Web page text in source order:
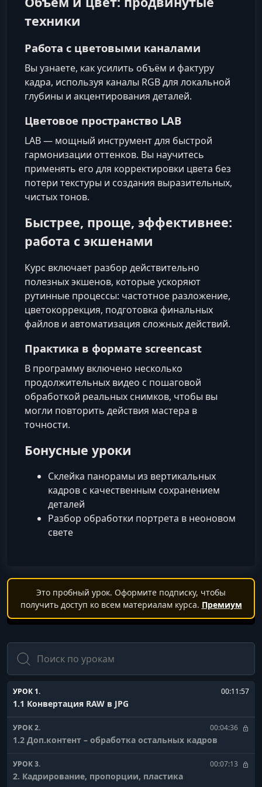
техники
Работа с цветовыми каналами
Вы узнаете, как усилить объём и фактуру
кадра, используя каналы RGB для локальной
глубины и акцентирования деталей.
Цветовое пространство LAB
LAB — мощный инструмент для быстрой
гармонизации оттенков. Вы научитесь
применять его для корректировки цвета без
потери текстуры и создания выразительных,
чистых тонов.
Быстрее, проще, эффективнее:
работа с экшенами
Курс включает разбор действительно
полезных экшенов, которые ускоряют
рутинные процессы: частотное разложение,
цветокоррекция, подготовка финальных
файлов и автоматизация сложных действий.
Практика в формате screencast
В программу включено несколько
продолжительных видео с пошаговой
обработкой реальных снимков, чтобы вы
могли повторить действия мастера в
точности.
Бонусные уроки
Склейка панорамы из вертикальных
кадров с качественным сохранением
деталей
Разбор обработки портрета в неоновом
свете
Это пробный урок. Оформите подписку, чтобы
получить доступ ко всем материалам курса. Премиум
Поиск
УРОК 1. 00:11:57
1.1 Конвертация RAW в JPG
УРОК 2. 00:04:36
1.2 Доп.контент – обработка остальных кадров
УРОК 3. 00:07:13
2. Кадрирование, пропорции, пластика